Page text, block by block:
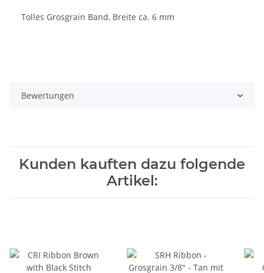
Tolles Grosgrain Band, Breite ca. 6 mm
Bewertungen
Kunden kauften dazu folgende
Artikel: